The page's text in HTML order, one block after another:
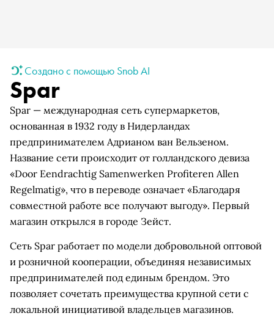
Создано с помощью Snob AI
Spar
Spar — международная сеть супермаркетов,
основанная в 1932 году в Нидерландах
предпринимателем Адрианом ван Вельзеном.
Название сети происходит от голландского девиза
«Door Eendrachtig Samenwerken Profiteren Allen
Regelmatig», что в переводе означает «Благодаря
совместной работе все получают выгоду». Первый
магазин открылся в городе Зейст.
Сеть Spar работает по модели добровольной оптовой
и розничной кооперации, объединяя независимых
предпринимателей под единым брендом. Это
позволяет сочетать преимущества крупной сети с
локальной инициативой владельцев магазинов.